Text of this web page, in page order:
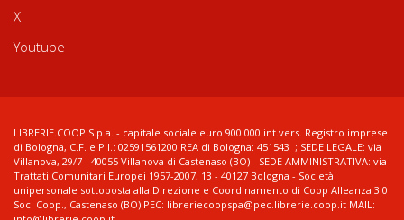
X
Youtube
LIBRERIE.COOP S.p.a. - capitale sociale euro 900.000 int.vers. Registro imprese
di Bologna, C.F. e P.I.: 02591561200 REA di Bologna: 451543 ; SEDE LEGALE: via
Villanova, 29/7 - 40055 Villanova di Castenaso (BO) - SEDE AMMINISTRATIVA: via
Trattati Comunitari Europei 1957-2007, 13 - 40127 Bologna - Società
unipersonale sottoposta alla Direzione e Coordinamento di Coop Alleanza 3.0
Soc. Coop., Castenaso (BO) PEC: libreriecoopspa@pec.librerie.coop.it MAIL: